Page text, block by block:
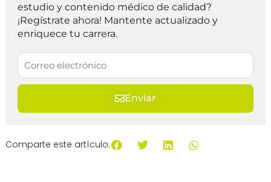
estudio y contenido médico de calidad?
¡Regístrate ahora! Mantente actualizado y
enriquece tu carrera.
Enviar
Comparte este artículo: